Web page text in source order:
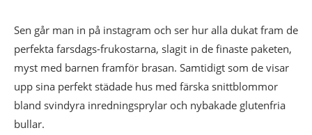
Sen går man in på instagram och ser hur alla dukat fram de
perfekta farsdags-frukostarna, slagit in de finaste paketen,
myst med barnen framför brasan. Samtidigt som de visar
upp sina perfekt städade hus med färska snittblommor
bland svindyra inredningsprylar och nybakade glutenfria
bullar.